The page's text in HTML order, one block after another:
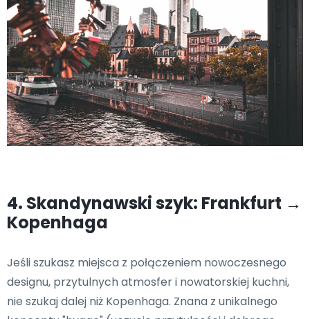
4. Skandynawski szyk: Frankfurt →
Kopenhaga
Jeśli szukasz miejsca z połączeniem nowoczesnego
designu, przytulnych atmosfer i nowatorskiej kuchni,
nie szukaj dalej niż Kopenhaga. Znana z unikalnego